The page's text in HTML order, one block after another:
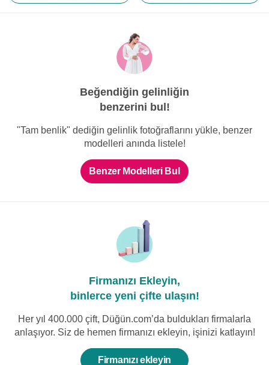
Behiye Gelinlik ve Modaevi
Eva Gelinlik Moda Evi
Gelinlik
Beğendiğin gelinliğin
benzerini bul!
"Tam benlik" dediğin gelinlik fotoğraflarını yükle, benzer
modelleri anında listele!
Benzer Modelleri Bul
Firmanızı Ekleyin,
binlerce yeni çifte ulaşın!
Her yıl 400.000 çift, Düğün.com’da buldukları firmalarla
anlaşıyor. Siz de hemen firmanızı ekleyin, işinizi katlayın!
Firmanızı ekleyin